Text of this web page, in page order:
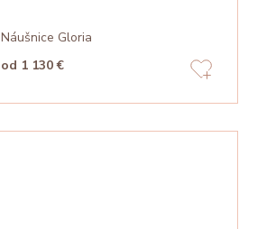
Náušnice Gloria
od 1 130 €